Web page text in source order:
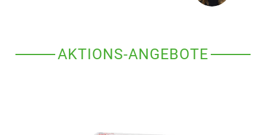
AKTIONS-ANGEBOTE